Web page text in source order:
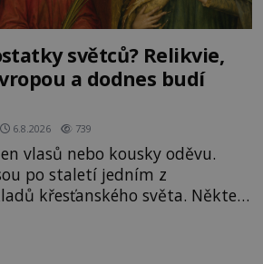
světců? Relikvie,
a dodnes budí
6.8.2026 739
vlasů nebo kousky oděvu.
po staletí jedním z
křesťanského světa. Některé
historii, jiné provází
objevy. Jejich osudy